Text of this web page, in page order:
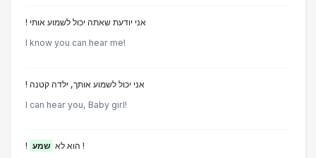
! אני יודעת שאתה יכול לשמוע אותי
I know you can hear me!
! אני יכול לשמוע אותך, ילדה קטנה
I can hear you, Baby girl!
! הוא לא שמע
!